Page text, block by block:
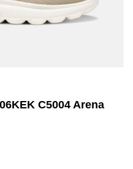
C5004 Arena